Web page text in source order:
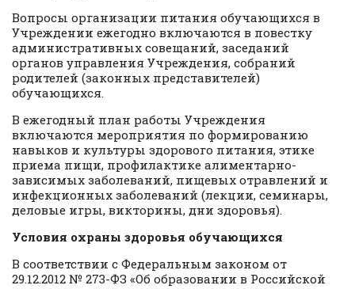
Вопросы организации питания обучающихся в
Учреждении ежегодно включаются в повестку
административных совещаний, заседаний
органов управления Учреждения, собраний
родителей (законных представителей)
обучающихся.
В ежегодный план работы Учреждения
включаются мероприятия по формированию
навыков и культуры здорового питания, этике
приема пищи, профилактике алиментарно-
зависимых заболеваний, пищевых отравлений и
инфекционных заболеваний (лекции, семинары,
деловые игры, викторины, дни здоровья).
Условия охраны здоровья обучающихся
В соответствии с Федеральным законом от
29.12.2012 № 273-ФЗ «Об образовании в Российской